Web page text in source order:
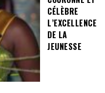
CÉLÈBRE
L’EXCELLENCE
DE LA
JEUNESSE